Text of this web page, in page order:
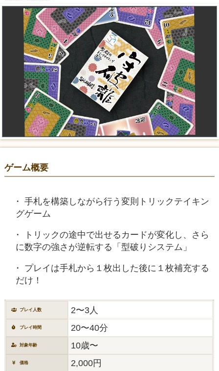
ゲーム概要
手札を構築しながら行う変則トリックテイキン
グゲーム
トリックの途中で出せるカードが変化し、さら
に数字の強さが逆転する「型破りシステム」
プレイは手札から１枚出した後に１枚補充する
だけ！
プレイ人数 2〜3人
プレイ時間 20〜40分
対象年齢 10歳〜
価格 2,000円